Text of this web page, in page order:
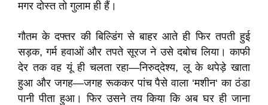
मगर दोस्त तो गुलाम ही हैं।
गौतम के दफ्तर की बिल्डिंग से बाहर आते ही फिर तपती हुई
सड़क, गर्म हवाओं और तपते सूरज ने उसे दबोच लिया। काफी
देर तक वह यूं ही चलता रहा—निरुद्‌देश्य, लू के थपेड़े खाता
हुआ और जगह—जगह रूककर पांच पैसे वाला ‘मशीन‘ का ठंडा
पानी पीता हुआ। फिर उसने तय किया कि अब घर ही जाना